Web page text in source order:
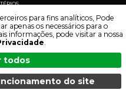
para fins analíticos, Pode
apenas os necessários para o
informações, pode visitar a nossa
.
todos
do site